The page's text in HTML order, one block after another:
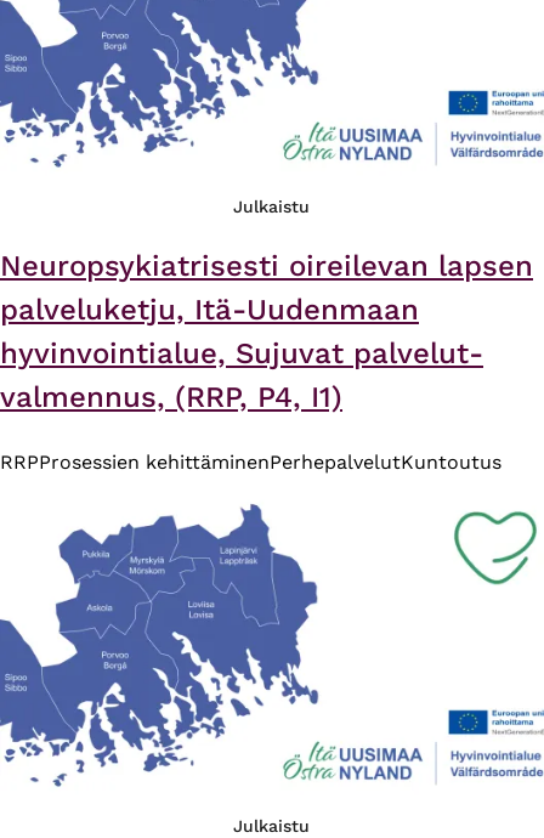
Julkaistu
Neuropsykiatrisesti oireilevan lapsen
palveluketju, Itä-Uudenmaan
hyvinvointialue, Sujuvat palvelut-
valmennus, (RRP, P4, I1)
RRPProsessien kehittäminenPerhepalvelutKuntoutus
Julkaistu